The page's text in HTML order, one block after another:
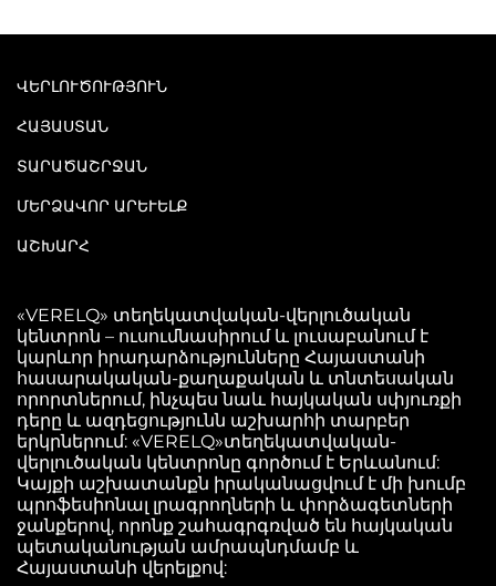
ՎԵՐԼՈՒԾՈՒԹՅՈՒՆ
ՀԱՅԱՍՏԱՆ
ՏԱՐԱԾԱՇՐՋԱՆ
ՄԵՐՁԱՎՈՐ ԱՐԵՒԵԼՔ
ԱՇԽԱՐՀ
«VERELQ» տեղեկատվական-վերլուծական
կենտրոն – ուսումնասիրում և լուսաբանում է
կարևոր իրադարձությունները Հայաստանի
հասարակական-քաղաքական և տնտեսական
որորտներում, ինչպես նաև հայկական սփյուռքի
դերը և ազդեցությունն աշխարհի տարբեր
երկրներում: «VERELQ»տեղեկատվական-
վերլուծական կենտրոնը գործում է Երևանում:
Կայքի աշխատանքն իրականացվում է մի խումբ
պրոֆեսիոնալ լրագրողների և փորձագետների
ջանքերով, որոնք շահագրգռված են հայկական
պետականության ամրապնդմամբ և
Հայաստանի վերելքով: